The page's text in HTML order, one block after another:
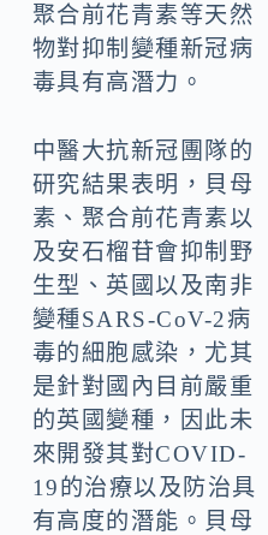
聚合前花青素等天然
物對抑制變種新冠病
毒具有高潛力。
中醫大抗新冠團隊的
研究結果表明，貝母
素、聚合前花青素以
及安石榴苷會抑制野
生型、英國以及南非
變種SARS-CoV-2病
毒的細胞感染，尤其
是針對國內目前嚴重
的英國變種，因此未
來開發其對COVID-
19的治療以及防治具
有高度的潛能。貝母